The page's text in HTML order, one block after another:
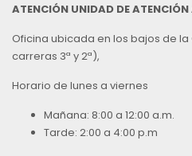
ATENCIÓN UNIDAD DE
Oficina ubicada en los bajos de la
carreras 3ª y 2ª),
Horario de lunes a viernes
Mañana: 8:00 a 12:00 a.m.
Tarde: 2:00 a 4:00 p.m